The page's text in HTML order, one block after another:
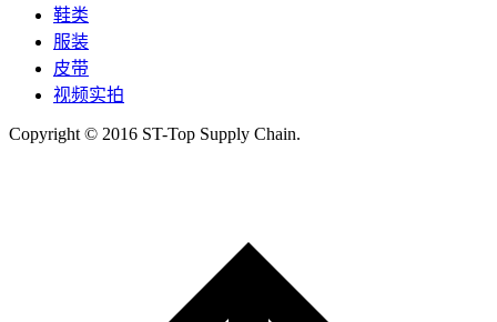
鞋类
服装
皮带
视频实拍
Copyright © 2016 ST-Top Supply Chain.